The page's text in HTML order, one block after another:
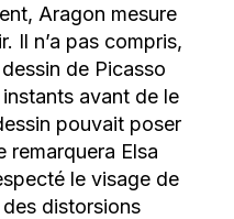
Aragon mesure
Il n’a pas compris,
de Picasso
avant de le
pouvait poser
remarquera Elsa
le visage de
des distorsions